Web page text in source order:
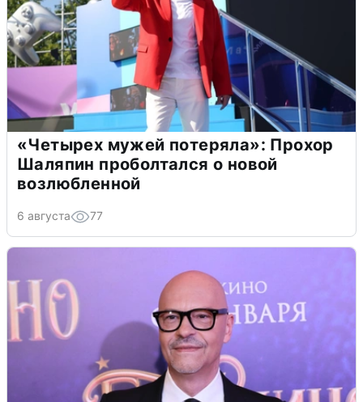
«Четырех мужей потеряла»: Прохор
Шаляпин проболтался о новой
возлюбленной
6 августа 77